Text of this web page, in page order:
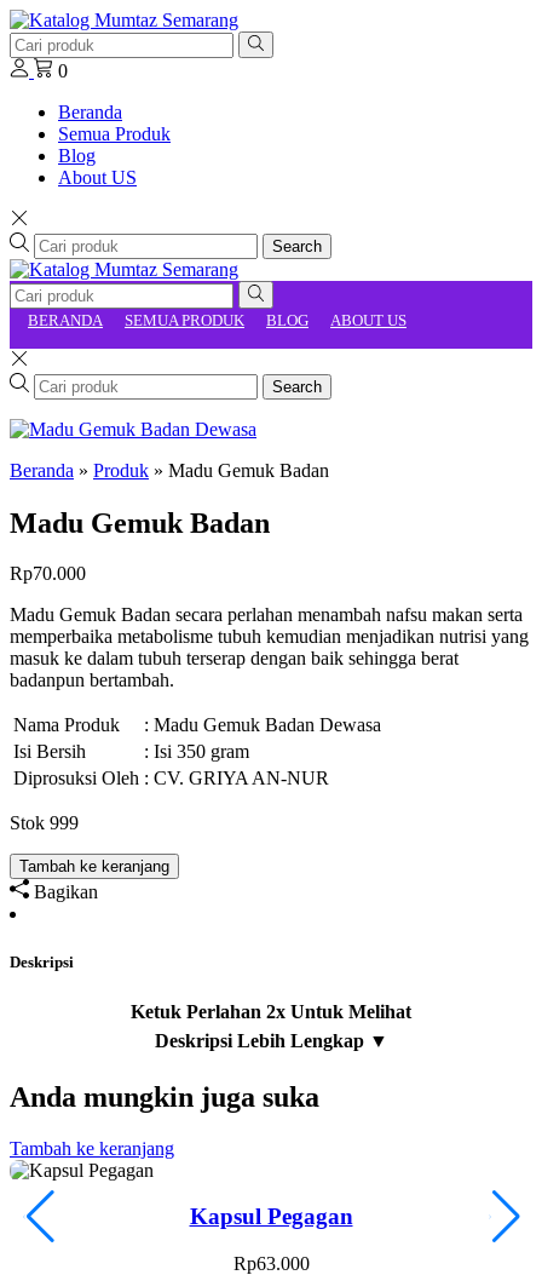
0
Beranda
Semua Produk
Blog
About US
Search
BERANDA SEMUA PRODUK BLOG ABOUT US
Search
Beranda » Produk » Madu Gemuk Badan
Madu Gemuk Badan
Rp70.000
Madu Gemuk Badan secara perlahan menambah nafsu makan serta
memperbaika metabolisme tubuh kemudian menjadikan nutrisi yang
masuk ke dalam tubuh terserap dengan baik sehingga berat
badanpun bertambah.
Nama Produk
: Madu Gemuk Badan Dewasa
Isi Bersih
: Isi 350 gram
Diprosuksi Oleh : CV. GRIYA AN-NUR
Stok 999
Tambah ke keranjang
Bagikan
Deskripsi
Anda mungkin juga suka
Tambah ke keranjang
Kapsul Pegagan
Rp63.000